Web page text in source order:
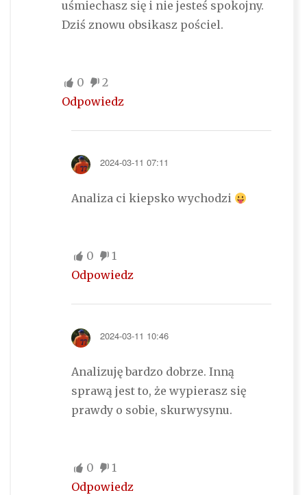
uśmiechasz się i nie jesteś spokojny.
Dziś znowu obsikasz pościel.
0
2
Odpowiedz
2024-03-11 07:11
Analiza ci kiepsko wychodzi
0
1
Odpowiedz
2024-03-11 10:46
Analizuję bardzo dobrze. Inną
sprawą jest to, że wypierasz się
prawdy o sobie, skurwysynu.
0
1
Odpowiedz